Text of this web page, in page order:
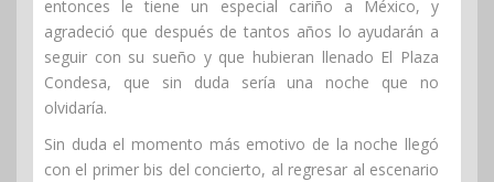
entonces le tiene un especial cariño a México, y
agradeció que después de tantos años lo ayudarán a
seguir con su sueño y que hubieran llenado El Plaza
Condesa, que sin duda sería una noche que no
olvidaría.
Sin duda el momento más emotivo de la noche llegó
con el primer bis del concierto, al regresar al escenario